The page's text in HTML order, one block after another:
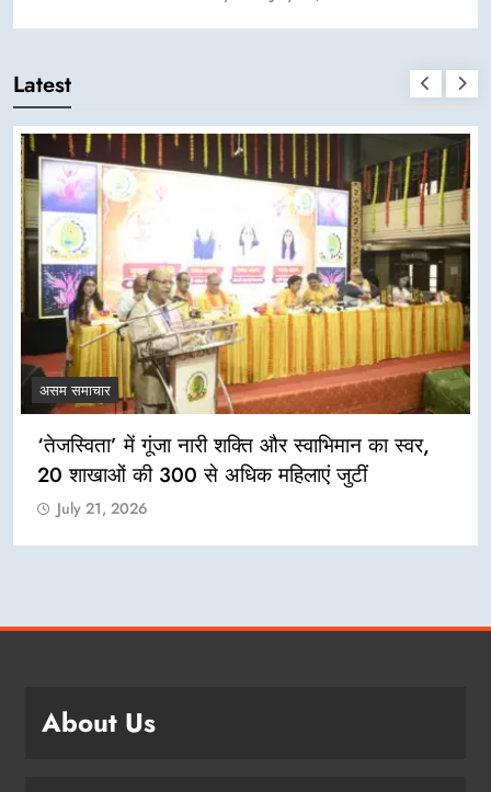
Latest
असम समाचार
‘तेजस्विता’ में गूंजा नारी शक्ति और स्वाभिमान का स्वर,
20 शाखाओं की 300 से अधिक महिलाएं जुटीं
July 21, 2026
About Us